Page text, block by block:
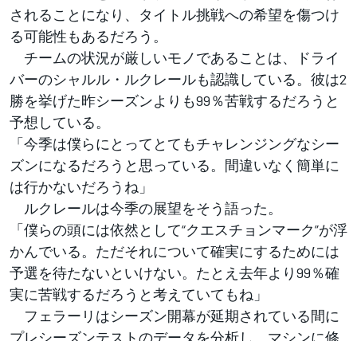
されることになり、タイトル挑戦への希望を傷つけ
る可能性もあるだろう。
チームの状況が厳しいモノであることは、ドライ
バーのシャルル・ルクレールも認識している。彼は2
勝を挙げた昨シーズンよりも99％苦戦するだろうと
予想している。
「今季は僕らにとってとてもチャレンジングなシー
ズンになるだろうと思っている。間違いなく簡単に
は行かないだろうね」
ルクレールは今季の展望をそう語った。
「僕らの頭には依然として“クエスチョンマーク”が浮
かんでいる。ただそれについて確実にするためには
予選を待たないといけない。たとえ去年より99％確
実に苦戦するだろうと考えていてもね」
フェラーリはシーズン開幕が延期されている間に
プレシーズンテストのデータを分析し、マシンに修